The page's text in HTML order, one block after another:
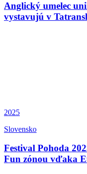
Anglický umelec
vystavujú v
2025
Slovensko
Festival Pohoda
Fun zónou vďaka